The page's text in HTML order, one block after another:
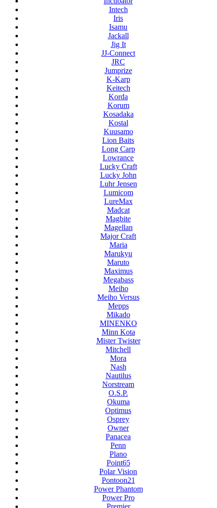
Intech
Iris
Isamu
Jackall
Jig It
JJ-Connect
JRC
Jumprize
K-Karp
Keitech
Korda
Korum
Kosadaka
Kostal
Kuusamo
Lion Baits
Long Carp
Lowrance
Lucky Craft
Lucky John
Luhr Jensen
Lumicom
LureMax
Madcat
Magbite
Magellan
Major Craft
Maria
Marukyu
Maruto
Maximus
Megabass
Meiho
Meiho Versus
Mepps
Mikado
MINENKO
Minn Kota
Mister Twister
Mitchell
Mora
Nash
Nautilus
Norstream
O.S.P.
Okuma
Optimus
Osprey
Owner
Panacea
Penn
Plano
Point65
Polar Vision
Pontoon21
Power Phantom
Power Pro